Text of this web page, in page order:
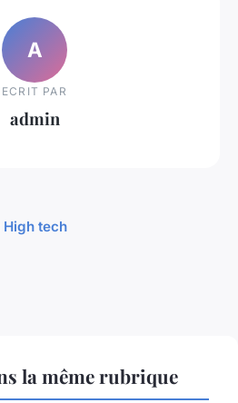
A
ECRIT PAR
admin
tech
la même rubrique